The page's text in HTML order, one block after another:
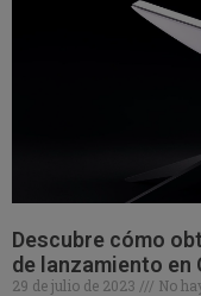
Descubre cómo
de lanzamiento en
29 de julio de 2023 No